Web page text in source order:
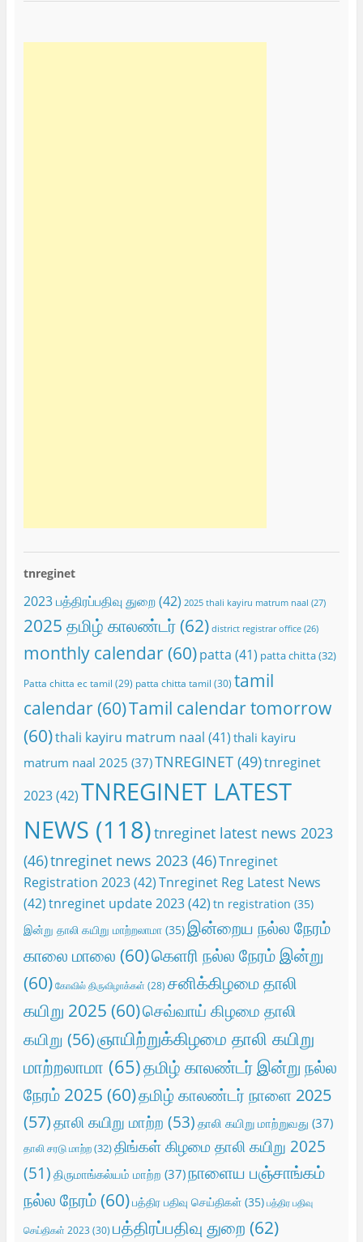
tnreginet
2023 பத்திரப்பதிவு துறை(42) 2025 thali kayiru matrum naal (27)
2025 தமிழ் காலண்டர்(62) district registrar office(26)
monthly calendar(60) patta (41) patta chitta(32)
Patta chitta ec tamil (29) patta chitta tamil (30) tamil
calendar(60)Tamil calendar tomorrow
(60)thali kayiru matrum naal (41) thali kayiru
matrum naal 2025 (37)TNREGINET(49)tnreginet
2023(42)TNREGINET LATEST
NEWS (118)tnreginet latest news 2023
(46)tnreginet news 2023(46)Tnreginet
Registration 2023(42)Tnreginet Reg Latest News
(42)tnreginet update 2023(42) tn registration (35)
இன்று தாலி கயிறு மாற்றலாமா(35)இன்றைய நல்ல நேரம்
காலை மாலை (60)கெளரி நல்ல நேரம் இன்று
(60) கோவில் திருவிழாக்கள் (28) சனிக்கிழமை தாலி
கயிறு 2025 (60)செவ்வாய் கிழமை தாலி
கயிறு (56)ஞாயிற்றுக்கிழமை தாலி கயிறு
மாற்றலாமா (65)தமிழ் காலண்டர் இன்று நல்ல
நேரம் 2025 (60)தமிழ் காலண்டர் நாளை 2025
(57)தாலி கயிறு மாற்ற (53) தாலி கயிறு மாற்றுவது (37)
தாலி சரடு மாற்ற(32)திங்கள் கிழமை தாலி கயிறு 2025
(51) திருமாங்கல்யம் மாற்ற (37)நாளைய பஞ்சாங்கம்
நல்ல நேரம்(60)பத்திர பதிவு செய்திகள்(35) பத்திர பதிவு
செய்திகள் 2023 (30) பத்திரப்பதிவு துறை (62)